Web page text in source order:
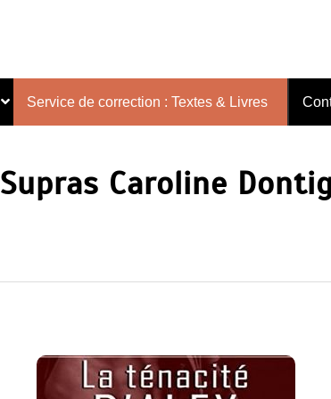
Service de correction : Textes & Livres
Supras Caroline